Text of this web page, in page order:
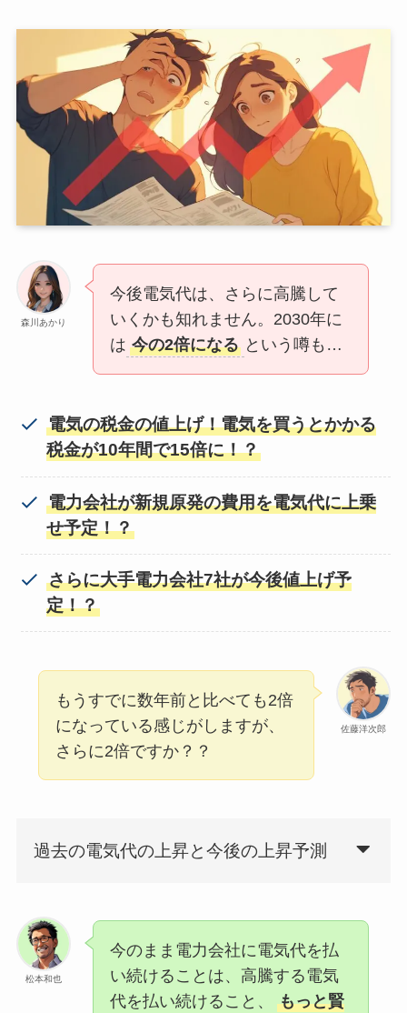
森川あかり
今後電気代は、さらに高騰して
いくかも知れません。2030年に
は 今の2倍になる という噂も…
電気の税金の値上げ！電気を買うとかかる
税金が10年間で15倍に！？
電力会社が新規原発の費用を電気代に上乗
せ予定！？
さらに大手電力会社7社が今後値上げ予
定！？
佐藤洋次郎
もうすでに数年前と比べても2倍
になっている感じがしますが、
さらに2倍ですか？？
過去の電気代の上昇と今後の上昇予測
松本和也
今のまま電力会社に電気代を払
い続けることは、高騰する電気
代を払い続けること、
もっと賢